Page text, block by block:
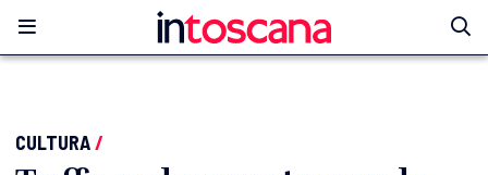
CULTURA/